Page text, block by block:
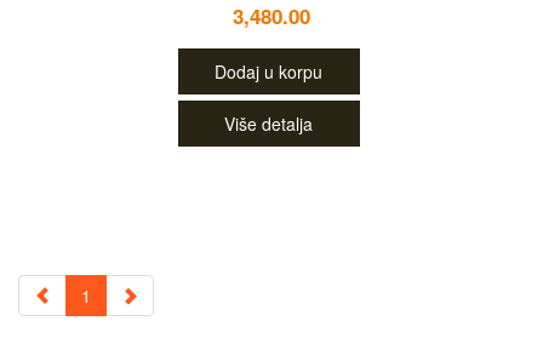
3,480.00
Dodaj u korpu
Više detalja
1